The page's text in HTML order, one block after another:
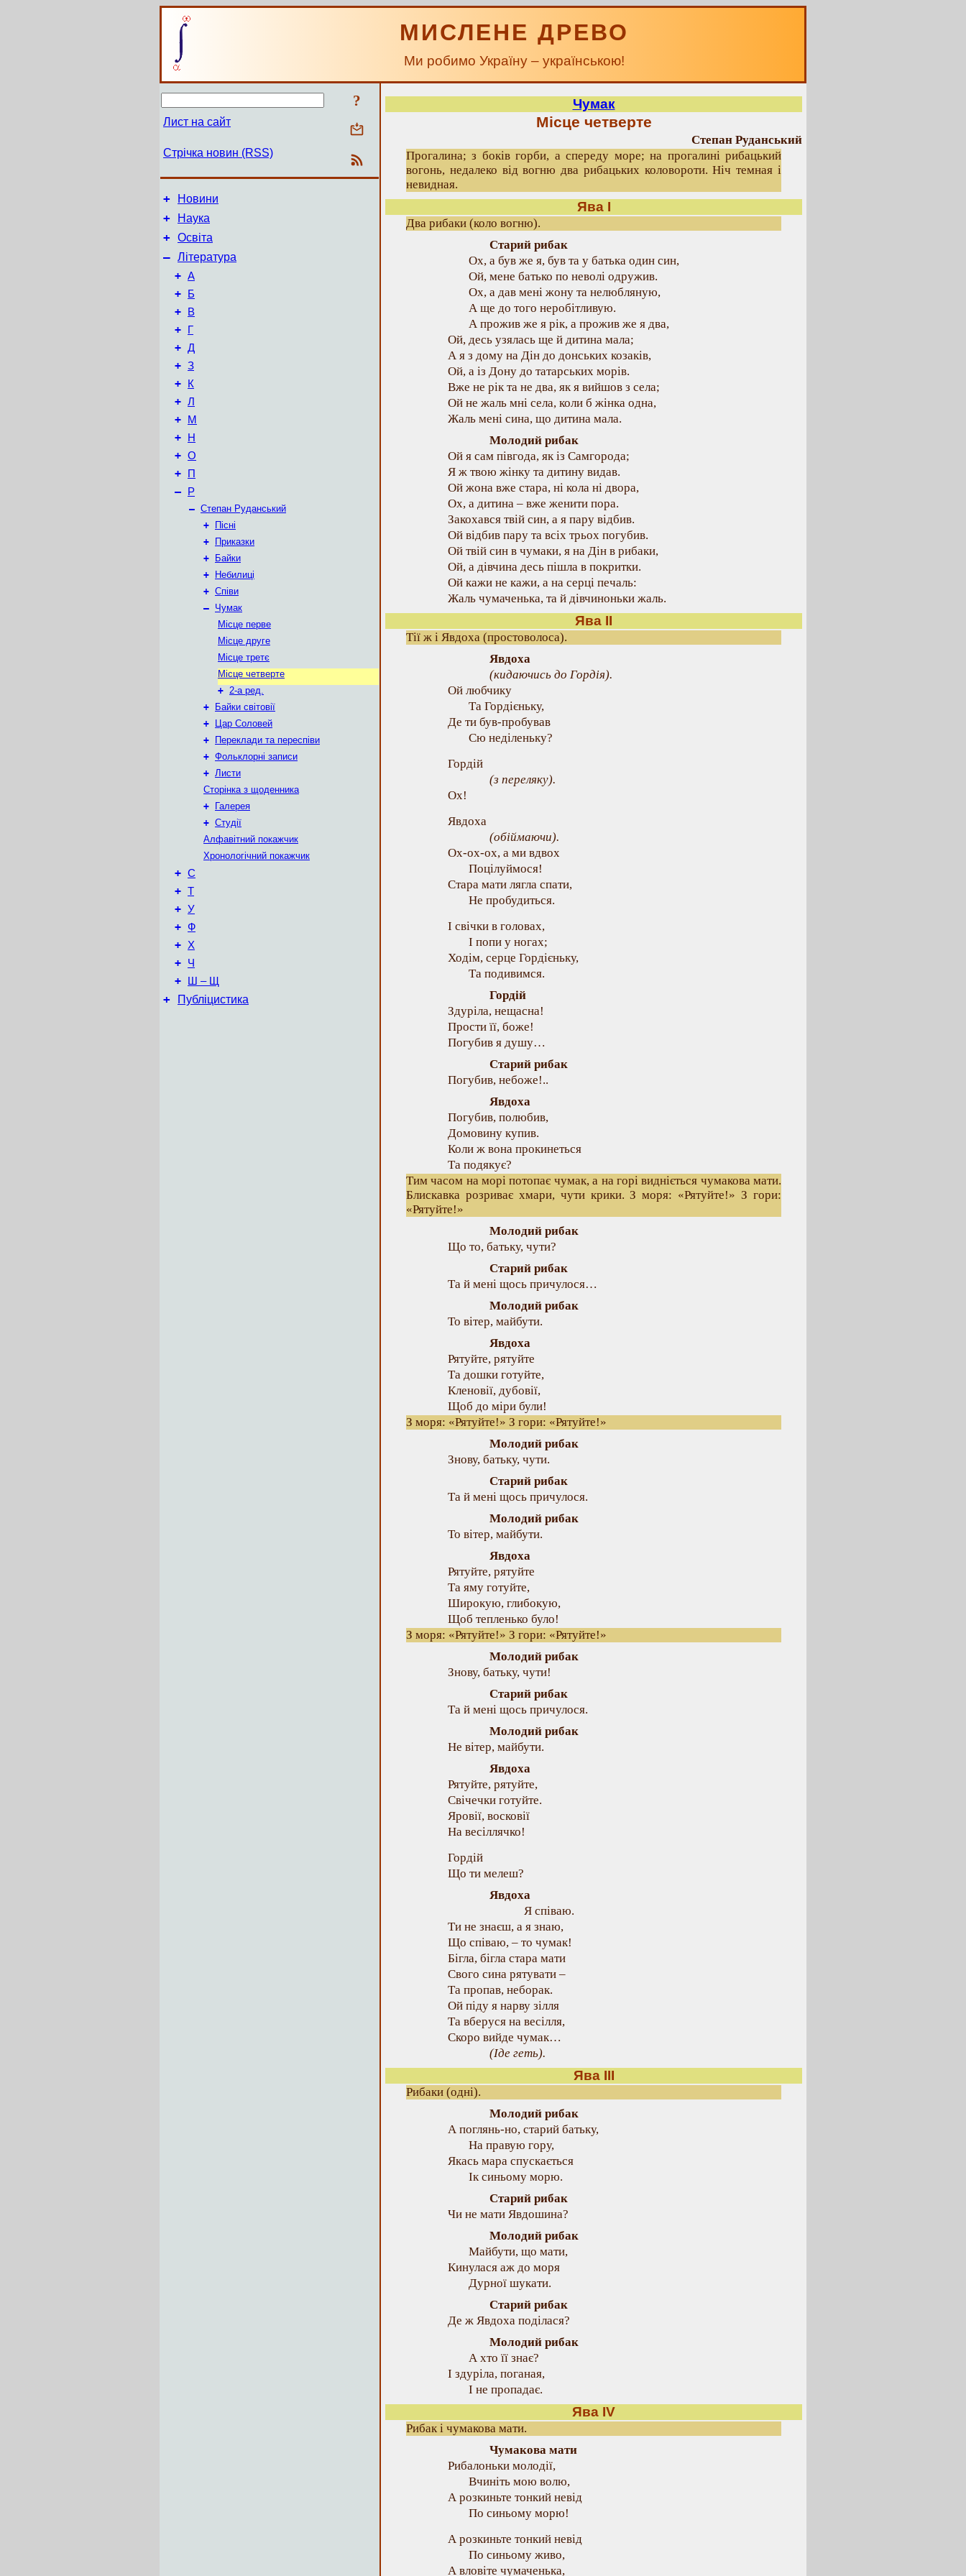
МИСЛЕНЕ ДРЕВО
Ми робимо Україну – українською!
?
Лист на сайт
Стрічка новин (RSS)
+ Новини
+ Наука
+ Освіта
– Література
+ А
+ Б
+ В
+ Г
+ Д
+ З
+ К
+ Л
+ М
+ Н
+ О
+ П
– Р
– Степан Руданський
+
Пісні
+
Приказки
+
Байки
+
Небилиці
+ Співи
– Чумак
Місце перве
Місце друге
Місце третє
Місце четверте
+ 2-а ред.
+
Байки світовії
+
Цар Соловей
+
Переклади та переспіви
+ Фольклорні записи
+ Листи
Сторінка з щоденника
+
Галерея
+ Студії
Алфавітний покажчик
Хронологічний покажчик
+ С
+ Т
+ У
+ Ф
+ Х
+ Ч
+ Ш – Щ
+ Публіцистика
Чумак
Місце четверте
Степан Руданський
Прогалина; з боків горби, а спереду море; на прогалині рибацький
вогонь, недалеко від вогню два рибацьких коловороти. Ніч темная і
невидная.
Ява І
Два рибаки (коло вогню).
Старий рибак
Ох, а був же я, був та у батька один син,
Ой, мене батько по неволі одружив.
Ох, а дав мені жону та нелюбляную,
А ще до того неробітливую.
А прожив же я рік, а прожив же я два,
Ой, десь узялась ще й дитина мала;
А я з дому на Дін до донських козаків,
Ой, а із Дону до татарських морів.
Вже не рік та не два, як я вийшов з села;
Ой не жаль мні села, коли б жінка одна,
Жаль мені сина, що дитина мала.
Молодий рибак
Ой я сам півгода, як із Самгорода;
Я ж твою жінку та дитину видав.
Ой жона вже стара, ні кола ні двора,
Ох, а дитина – вже женити пора.
Закохався твій син, а я пару відбив.
Ой відбив пару та всіх трьох погубив.
Ой твій син в чумаки, я на Дін в рибаки,
Ой, а дівчина десь пішла в покритки.
Ой кажи не кажи, а на серці печаль:
Жаль чумаченька, та й дівчиноньки жаль.
Ява II
Тії ж і Явдоха (простоволоса).
Явдоха
(кидаючись до Гордія).
Ой любчику
Та Гордієньку,
Де ти був-пробував
Сю неділеньку?
Гордій
(з переляку).
Ох!
Явдоха
(обіймаючи).
Ох-ох-ох, а ми вдвох
Поцілуймося!
Стара мати лягла спати,
Не пробудиться.
І свічки в головах,
І попи у ногах;
Ходім, серце Гордієньку,
Та подивимся.
Гордій
Здуріла, нещасна!
Прости її, боже!
Погубив я душу…
Старий рибак
Погубив, небоже!..
Явдоха
Погубив, полюбив,
Домовину купив.
Коли ж вона прокинеться
Та подякує?
Тим часом на морі потопає чумак, а на горі видніється чумакова мати.
Блискавка розриває хмари, чути крики. З моря: «Рятуйте!» З гори:
«Рятуйте!»
Молодий рибак
Що то, батьку, чути?
Старий рибак
Та й мені щось причулося…
Молодий рибак
То вітер, майбути.
Явдоха
Рятуйте, рятуйте
Та дошки готуйте,
Кленовії, дубовії,
Щоб до міри були!
З моря: «Рятуйте!» З гори: «Рятуйте!»
Молодий рибак
Знову, батьку, чути.
Старий рибак
Та й мені щось причулося.
Молодий рибак
То вітер, майбути.
Явдоха
Рятуйте, рятуйте
Та яму готуйте,
Широкую, глибокую,
Щоб тепленько було!
З моря: «Рятуйте!» З гори: «Рятуйте!»
Молодий рибак
Знову, батьку, чути!
Старий рибак
Та й мені щось причулося.
Молодий рибак
Не вітер, майбути.
Явдоха
Рятуйте, рятуйте,
Свічечки готуйте.
Яровії, восковії
На весіллячко!
Гордій
Що ти мелеш?
Явдоха
Я співаю.
Ти не знаєш, а я знаю,
Що співаю, – то чумак!
Бігла, бігла стара мати
Свого сина рятувати –
Та пропав, неборак.
Ой піду я нарву зілля
Та вберуся на весілля,
Скоро вийде чумак…
(Іде геть).
Ява III
Рибаки (одні).
Молодий рибак
А поглянь-но, старий батьку,
На правую гору,
Якась мара спускається
Ік синьому морю.
Старий рибак
Чи не мати Явдошина?
Молодий рибак
Майбути, що мати,
Кинулася аж до моря
Дурної шукати.
Старий рибак
Де ж Явдоха поділася?
Молодий рибак
А хто її знає?
І здуріла, поганая,
І не пропадає.
Ява IV
Рибак і чумакова мати.
Чумакова мати
Рибалоньки молодії,
Вчиніть мою волю,
А розкиньте тонкий невід
По синьому морю!
А розкиньте тонкий невід
По синьому живо,
А вловіте чумаченька,